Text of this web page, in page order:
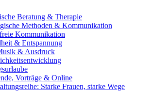
Beratung & Therapie
Methoden & Kommunikation
Kommunikation
& Entspannung
& Ausdruck
Vorträge & Online
Starke Frauen, starke Wege